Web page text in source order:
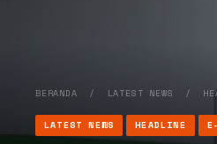
BERANDA / LATEST NEWS /
LATEST NEWS HEADLINE